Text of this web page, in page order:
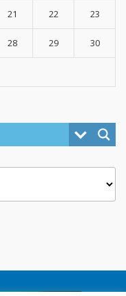
21 22 23
28 29 30